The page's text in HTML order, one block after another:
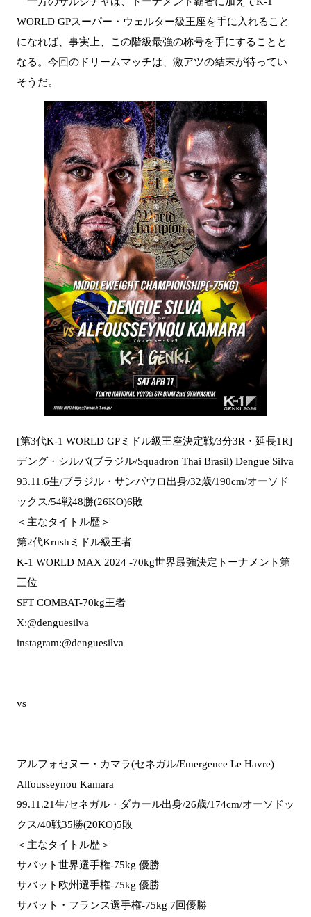
WORLD GPスーパー・ウェルター級王座を手に入れること
になれば、事実上、この階級最強の称号を手にすることと
なる。今回のドリームマッチは、激アツの結末が待ってい
そうだ。
[第3代K-1 WORLD GPミドル級王座決定戦/3分3R・延長1R]
デング・シルバ(ブラジル/Squadron Thai Brasil) Dengue Silva
93.11.6生/ブラジル・サンパウロ出身/32歳/190cm/オーソド
ックス/54戦48勝(26KO)6敗
＜主なタイトル歴＞
第2代Krushミドル級王者
K-1 WORLD MAX 2024 -70kg世界最強決定トーナメント第
三位
SFT COMBAT-70kg王者
X:@denguesilva
instagram:@denguesilva
vs
アルフォセヌー・カマラ(セネガル/Emergence Le Havre)
Alfousseynou Kamara
99.11.21生/セネガル・ダカール出身/26歳/174cm/オーソドッ
クス/40戦35勝(20KO)5敗
＜主なタイトル歴＞
サバット世界選手権-75kg 優勝
サバット欧州選手権-75kg 優勝
サバット・フランス選手権-75kg 7回優勝